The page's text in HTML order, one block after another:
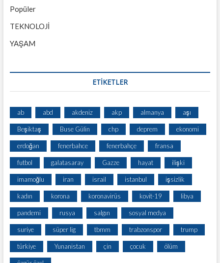
Popüler
TEKNOLOJİ
YAŞAM
ETİKETLER
ab abd akdeniz akp almanya aşı
Beşiktaş Buse Gülin chp deprem ekonomi
erdoğan fenerbahce fenerbahçe fransa
futbol galatasaray Gazze hayat ilişki
imamoğlu iran israil istanbul işsizlik
kadın korona koronavirüs kovit-19 libya
pandemi rusya salgın sosyal medya
suriye süper lig tbmm trabzonspor trump
türkiye Yunanistan çin çocuk ölüm